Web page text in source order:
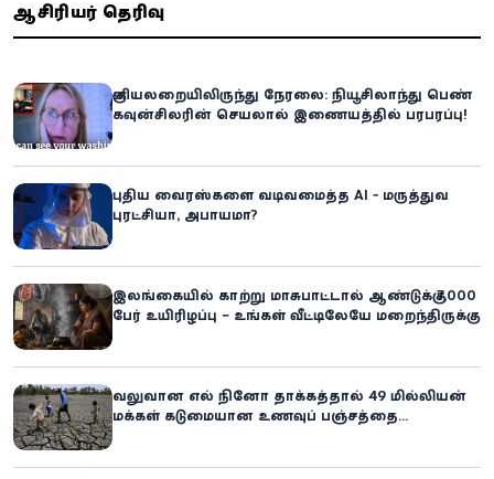
ஆசிரியர் தெரிவு
குளியலறையிலிருந்து நேரலை: நியூசிலாந்து பெண்
கவுன்சிலரின் செயலால் இணையத்தில் பரபரப்பு!
புதிய வைரஸ்களை வடிவமைத்த AI - மருத்துவ
புரட்சியா, அபாயமா?
இலங்கையில் காற்று மாசுபாட்டால் ஆண்டுக்கு 7,000
பேர் உயிரிழப்பு – உங்கள் வீட்டிலேயே மறைந்திருக்கும்
வலுவான எல் நினோ தாக்கத்தால் 49 மில்லியன்
மக்கள் கடுமையான உணவுப் பஞ்சத்தை